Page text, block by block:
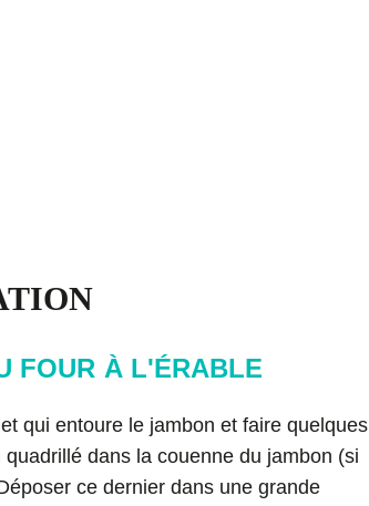
FOUR À L'ÉRABLE
qui entoure le jambon et faire quelques
quadrillé dans la couenne du jambon (si
ce dernier dans une grande